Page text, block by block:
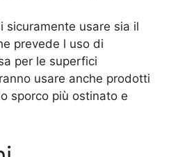
sicuramente usare sia il
prevede l uso di
per le superfici
usare anche prodotti
sporco più ostinato e